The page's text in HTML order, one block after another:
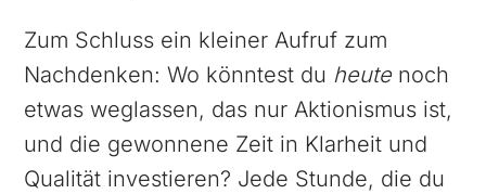
Zum Schluss ein kleiner Aufruf zum
Nachdenken: Wo könntest du heutenoch
etwas weglassen, das nur Aktionismus ist,
und die gewonnene Zeit in Klarheit und
Qualität investieren? Jede Stunde, die du